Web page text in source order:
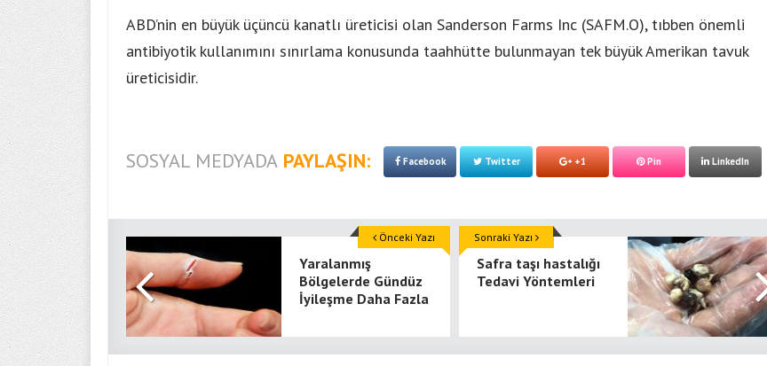
ABD’nin en büyük üçüncü kanatlı üreticisi olan Sanderson Farms Inc (SAFM.O), tıbben önemli
antibiyotik kullanımını sınırlama konusunda taahhütte bulunmayan tek büyük Amerikan tavuk
üreticisidir.
SOSYAL MEDYADA PAYLAŞIN: Facebook Twitter +1 Pin LinkedIn
Yaralanmış
Bölgelerde Gündüz
İyileşme Daha Fazla
Önceki Yazı
Safra taşı hastalığı
Tedavi Yöntemleri
Sonraki Yazı